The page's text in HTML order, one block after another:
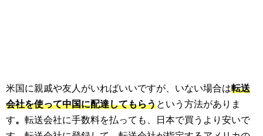
米国に親戚や友人がいればいいですが、いない場合は転送
会社を使って中国に配達してもらうという方法がありま
す。 転送会社に手数料を払っても、日本で買うより安いで